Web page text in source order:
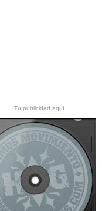
Tu publicidad aquí